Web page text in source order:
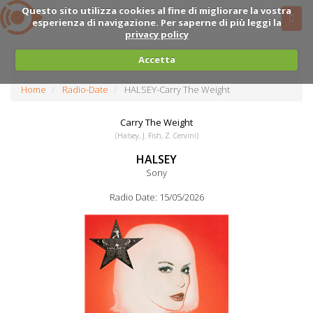
Questo sito utilizza cookies al fine di migliorare la vostra
esperienza di navigazione. Per saperne di più leggi la
privacy policy
Accetta
Home Radio-Date HALSEY-Carry The Weight
Carry The Weight
(Halsey, J. Fish, Z. Cervini)
HALSEY
Sony
Radio Date: 15/05/2026